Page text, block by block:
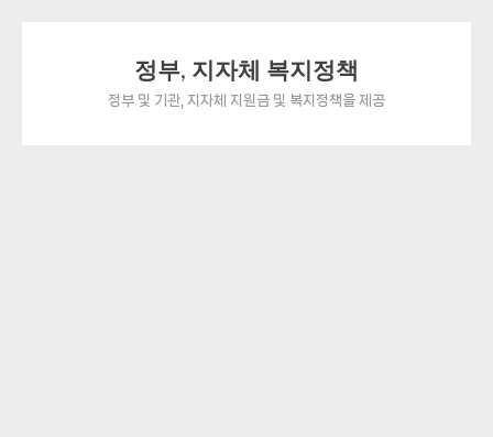
정부, 지자체 복지정책
정부 및 기관, 지자체 지원금 및 복지정책을 제공